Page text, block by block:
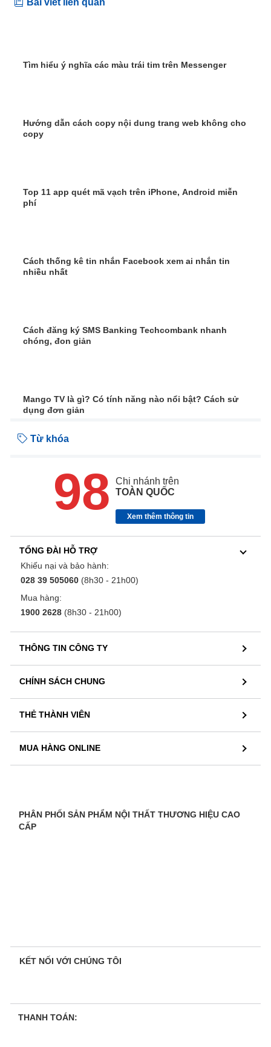
Bài viết liên quan
Tìm hiểu ý nghĩa các màu trái tim trên Messenger
Hướng dẫn cách copy nội dung trang web không cho
copy
Top 11 app quét mã vạch trên iPhone, Android miễn
phí
Cách thống kê tin nhắn Facebook xem ai nhắn tin
nhiều nhất
Cách đăng ký SMS Banking Techcombank nhanh
chóng, đon giản
Mango TV là gì? Có tính năng nào nổi bật? Cách sử
dụng đơn giản
Từ khóa
98
Chi nhánh trên
TOÀN QUỐC
Xem thêm thông tin
TỔNG ĐÀI HỖ TRỢ
Khiếu nại và bảo hành:
028 39 505060 (8h30 - 21h00)
Mua hàng:
1900 2628 (8h30 - 21h00)
THÔNG TIN CÔNG TY
CHÍNH SÁCH CHUNG
THẺ THÀNH VIÊN
MUA HÀNG ONLINE
PHÂN PHỐI SẢN PHẨM NỘI THẤT THƯƠNG HIỆU CAO
CẤP
KẾT NỐI VỚI CHÚNG TÔI
THANH TOÁN: